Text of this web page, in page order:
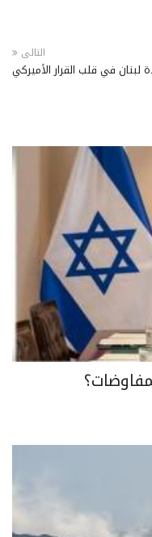
التالى
لبنان في قلب القرار الأميركي